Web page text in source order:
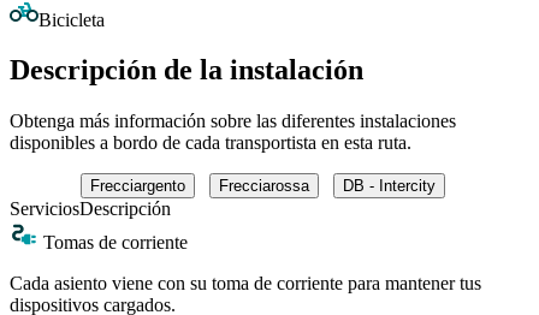
Bicicleta
Descripción de la instalación
Obtenga más información sobre las diferentes instalaciones
disponibles a bordo de cada transportista en esta ruta.
Frecciargento Frecciarossa DB - Intercity
ServiciosDescripción
Tomas de corriente
Cada asiento viene con su toma de corriente para mantener tus
dispositivos cargados.